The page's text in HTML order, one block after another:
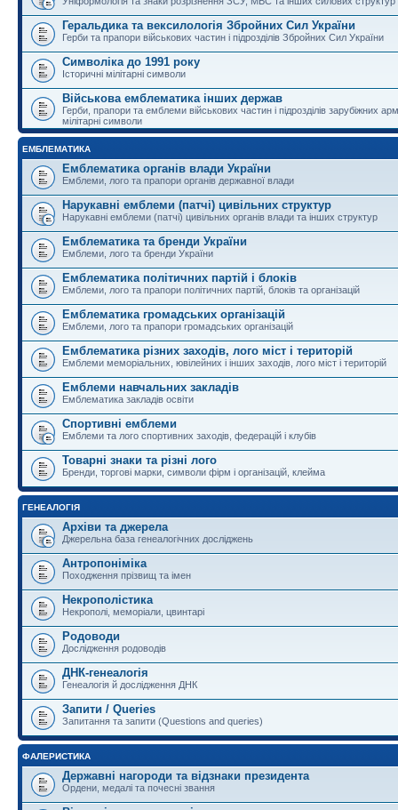
Геральдика та вексилологія Збройних Сил України
Герби та прапори військових частин і підрозділів Збройних Сил України
Символіка до 1991 року
Історичні мілітарні символи
Військова емблематика інших держав
Герби, прапори та емблеми військових частин і підрозділів зарубіжних
мілітарні символи
ЕМБЛЕМАТИКА
Емблематика органів влади України
Емблеми, лого та прапори органів державної влади
Нарукавні емблеми (патчі) цивільних структур
Нарукавні емблеми (патчі) цивільних органів влади та інших структур
Емблематика та бренди України
Емблеми, лого та бренди України
Емблематика політичних партій і блоків
Емблеми, лого та прапори політичних партій, блоків та організацій
Емблематика громадських організацій
Емблеми, лого та прапори громадських організацій
Емблематика різних заходів, лого міст і територій
Емблеми меморіальних, ювілейних і інших заходів, лого міст і територій
Емблеми навчальних закладів
Емблематика закладів освіти
Спортивні емблеми
Емблеми та лого спортивних заходів, федерацій і клубів
Товарні знаки та різні лого
Бренди, торгові марки, символи фірм і організацій, клейма
ГЕНЕАЛОГІЯ
Архіви та джерела
Джерельна база генеалогічних досліджень
Антропоніміка
Походження прізвищ та імен
Некрополістика
Некрополі, меморіали, цвинтарі
Родоводи
Дослідження родоводів
ДНК-генеалогія
Генеалогія й дослідження ДНК
Запити / Queries
Запитання та запити (Questions and queries)
ФАЛЕРИСТИКА
Державні нагороди та відзнаки президента
Ордени, медалі та почесні звання